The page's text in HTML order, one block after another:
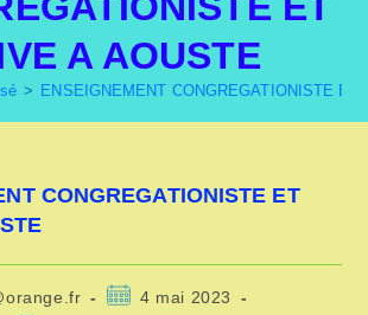
A AOUSTE
> ENSEIGNEMENT CONGREGATIONISTE ET
CONGREGATIONISTE ET
4 mai 2023